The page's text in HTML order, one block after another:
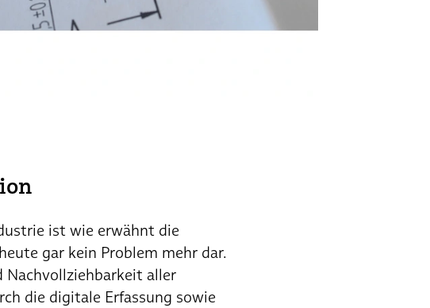
ist wie erwähnt die
gar kein Problem mehr dar.
aller
die digitale Erfassung sowie